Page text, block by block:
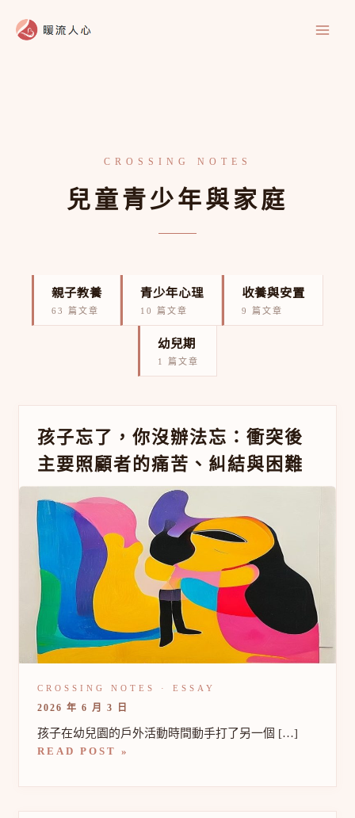
兒童青少年與家庭
親子教養
63 篇文章
青少年心理
10 篇文章
收養與安置
9 篇文章
幼兒期
1 篇文章
孩子忘了，你沒辦法忘：衝突後
主要照顧者的痛苦、糾結與困難
2026 年 6 月 3 日
孩子在幼兒園的戶外活動時間動手打了另一個 […]
孩
子
忘
了，
你
沒
辦
法
忘：
衝
突
後
主
要
照
顧
的
痛
糾
結
READ POST »